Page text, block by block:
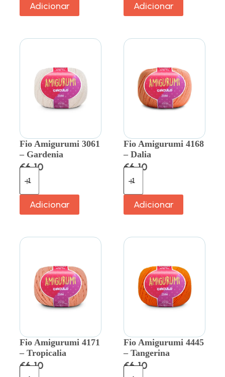
Adicionar Adicionar
Fio Amigurumi 3061
– Gardenia
€6.10
Adicionar
Fio Amigurumi 4168
– Dalia
€6.10
Adicionar
Fio Amigurumi 4171
– Tropicalia
€6.10
Fio Amigurumi 4445
– Tangerina
€6.10